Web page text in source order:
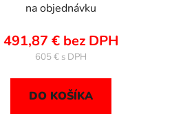
na objednávku
491,87 € bez DPH
605 €
DO KOŠÍKA